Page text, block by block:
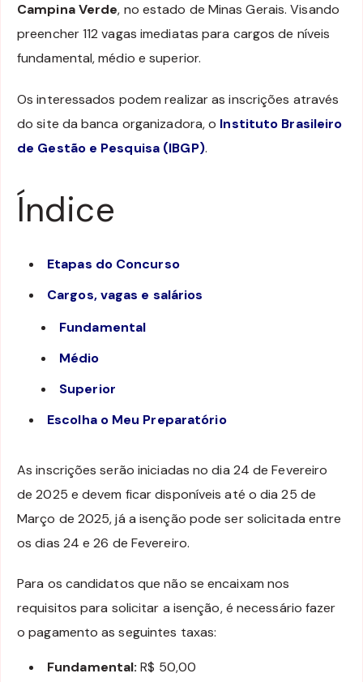
Campina Verde, no estado de Minas Gerais. Visando
preencher 112 vagas imediatas para cargos de níveis
fundamental, médio e superior.
Os interessados podem realizar as inscrições através
do site da banca organizadora, o Instituto Brasileiro
de Gestão e Pesquisa (IBGP).
Índice
Etapas do Concurso
Cargos, vagas e salários
Fundamental
Médio
Superior
Escolha o Meu Preparatório
As inscrições serão iniciadas no dia 24 de Fevereiro
de 2025 e devem ficar disponíveis até o dia 25 de
Março de 2025, já a isenção pode ser solicitada entre
os dias 24 e 26 de Fevereiro.
Para os candidatos que não se encaixam nos
requisitos para solicitar a isenção, é necessário fazer
o pagamento as seguintes taxas:
Fundamental:R$ 50,00